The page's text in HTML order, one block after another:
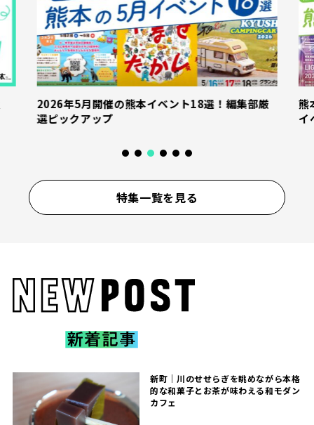
2026年5月開催の熊本イベント18選！編集部厳
選ピックアップ
熊
イ
特集一覧を見る
新町｜川のせせらぎを眺めながら本格
的な和菓子とお茶が味わえる和モダン
カフェ